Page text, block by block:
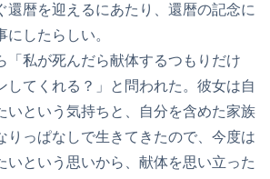
還暦を迎えるにあたり、還暦の記念に
したらしい。
「私が死んだら献体するつもりだけ
してくれる？」と問われた。彼女は自
いという気持ちと、自分を含めた家族
りっぱなしで生きてきたので、今度は
いという思いから、献体を思い立った